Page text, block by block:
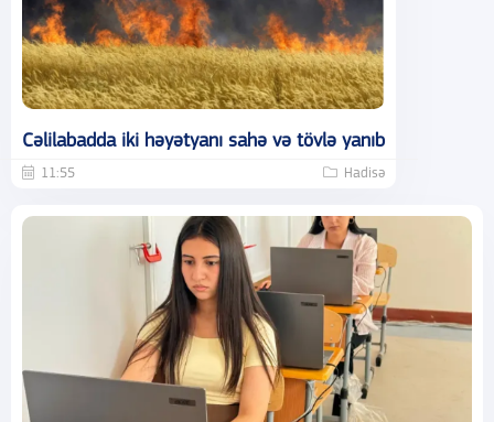
Cəlilabadda iki həyətyanı sahə və tövlə yanıb
11:55 Hadisə